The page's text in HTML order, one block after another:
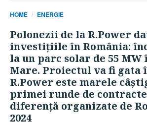
HOME ENERGIE
Polonezii de la R.Power
investiţiile în România:
la un parc solar de 55 MW
Mare. Proiectul va fi gata
R.Power este marele
primei runde de
diferenţă organizate de
2024